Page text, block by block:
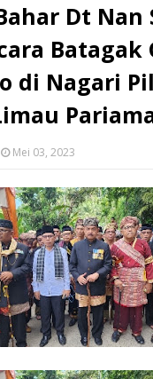
Dt Nan
Batagak
di Nagari
Mei 03, 2023